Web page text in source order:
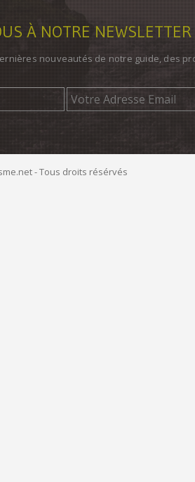
À NOTRE NEWSLETTER
nouveautés de notre guide, des
- Tous droits résérvés